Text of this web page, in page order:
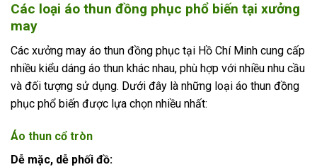
Các loại áo thun đồng phục phổ biến tại xưởng
may
Các xưởng may áo thun đồng phục tại Hồ Chí Minh cung cấp
nhiều kiểu dáng áo thun khác nhau, phù hợp với nhiều nhu cầu
và đối tượng sử dụng. Dưới đây là những loại áo thun đồng
phục phổ biến được lựa chọn nhiều nhất:
Áo thun cổ tròn
Dễ mặc, dễ phối đồ: